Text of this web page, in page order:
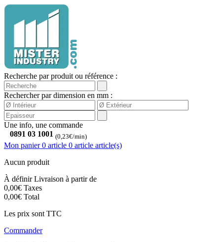
Recherche par produit ou référence :
Rechercher par dimension en mm :
Une info, une commande
0891 03 1001 (0,23€/min)
Mon panier 0 article 0 article article(s)
Aucun produit
À définirLivraison à partir de
0,00€ Taxes
0,00€ Total
Les prix sont TTC
Commander